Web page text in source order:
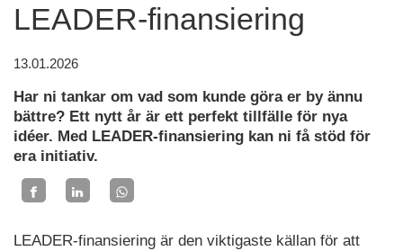
LEADER-finansiering
13.01.2026
Har ni tankar om vad som kunde göra er by ännu
bättre? Ett nytt år är ett perfekt tillfälle för nya
idéer. Med LEADER-finansiering kan ni få stöd för
era initiativ.
LEADER-finansiering är den viktigaste källan för att